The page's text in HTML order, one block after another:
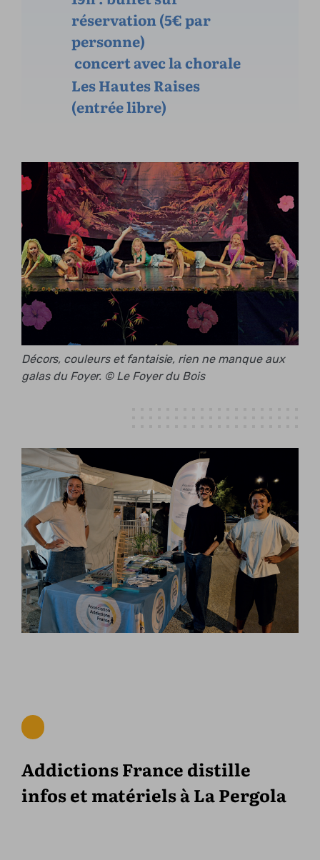
réservation (5€ par
personne)
concert avec la chorale
Les Hautes Raises
(entrée libre)
Décors, couleurs et fantaisie, rien ne manque aux
galas du Foyer. © Le Foyer du Bois
Addictions France distille
infos et matériels à La Pergola